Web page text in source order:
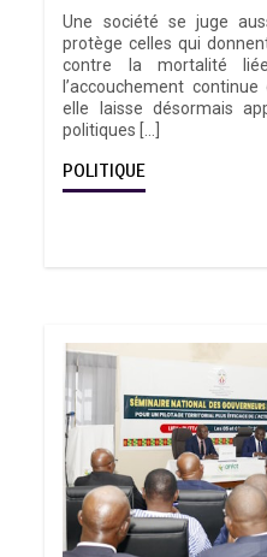
Une société se juge
protège celles qui
contre la mortalité
l’accouchement
elle laisse désormais
politiques […]
POLITIQUE